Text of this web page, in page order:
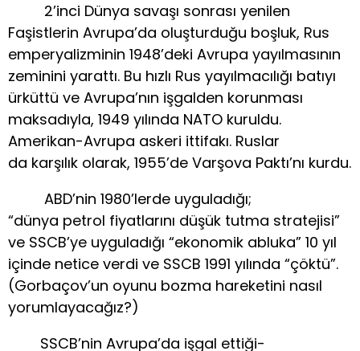
2’inci Dünya savaşı sonrası yenilen
Faşistlerin Avrupa’da oluşturduğu boşluk, Rus
emperyalizminin 1948’deki Avrupa yayılmasının
zeminini yarattı. Bu hızlı Rus yayılmacılığı batıyı
ürküttü ve Avrupa’nın işgalden korunması
maksadıyla, 1949 yılında NATO kuruldu.
Amerikan-Avrupa askeri ittifakı. Ruslar
da karşılık olarak, 1955’de Varşova Paktı’nı kurdu.
ABD’nin 1980’lerde uyguladığı;
“dünya petrol fiyatlarını düşük tutma stratejisi”
ve SSCB’ye uyguladığı “ekonomik abluka” 10 yıl
içinde netice verdi ve SSCB 1991 yılında “çöktü”.
(Gorbaçov’un oyunu bozma hareketini nasıl
yorumlayacağız?)
SSCB’nin Avrupa’da işgal ettiği-